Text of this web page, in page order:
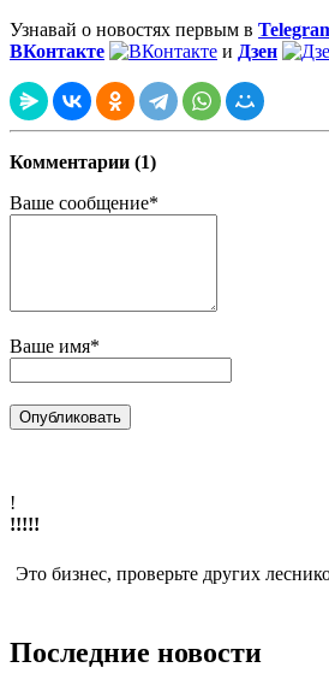
Узнавай о новостях первым в
ВКонтакте
и Дзен
Комментарии (1)
Ваше сообщение*
Ваше имя*
!
!!!!!
Это бизнес, проверьте других
Последние новости